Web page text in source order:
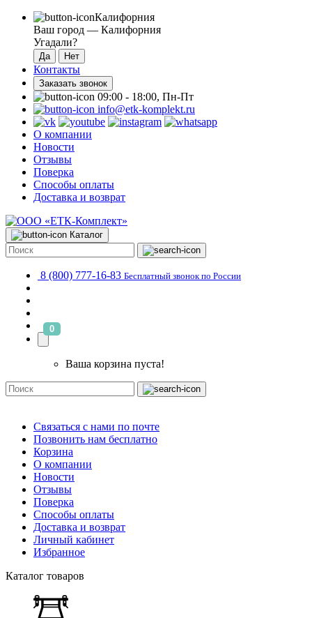
Калифорния
Ваш город — Калифорния
Угадали?
Контакты
Заказать звонок
09:00 - 18:00, Пн-Пт
info@etk-komplekt.ru
О компании
Новости
Отзывы
Поверка
Способы оплаты
Доставка и возврат
Каталог
8 (800) 777-16-83 Бесплатный звонок по России
0
Ваша корзина пуста!
Связаться с нами по почте
Позвонить нам бесплатно
Корзина
О компании
Новости
Отзывы
Поверка
Способы оплаты
Доставка и возврат
Личный кабинет
Избранное
Каталог товаров